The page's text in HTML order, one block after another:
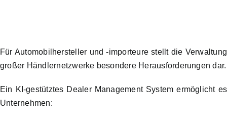
Für Automobilhersteller und -importeure stellt die Verwaltung
großer Händlernetzwerke besondere Herausforderungen dar.
Ein KI-gestütztes Dealer Management System ermöglicht es
Unternehmen: